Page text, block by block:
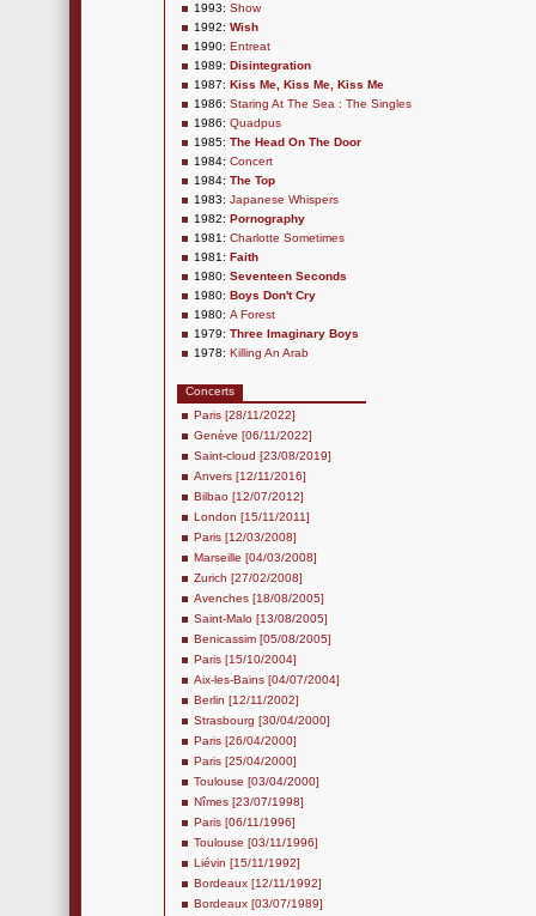
1993: Show
1992: Wish
1990: Entreat
1989: Disintegration
1987: Kiss Me, Kiss Me, Kiss Me
1986: Staring At The Sea : The Singles
1986: Quadpus
1985: The Head On The Door
1984: Concert
1984: The Top
1983: Japanese Whispers
1982: Pornography
1981: Charlotte Sometimes
1981: Faith
1980: Seventeen Seconds
1980: Boys Don't Cry
1980: A Forest
1979: Three Imaginary Boys
1978: Killing An Arab
Concerts
Paris [28/11/2022]
Genève [06/11/2022]
Saint-cloud [23/08/2019]
Anvers [12/11/2016]
Bilbao [12/07/2012]
London [15/11/2011]
Paris [12/03/2008]
Marseille [04/03/2008]
Zurich [27/02/2008]
Avenches [18/08/2005]
Saint-Malo [13/08/2005]
Benicassim [05/08/2005]
Paris [15/10/2004]
Aix-les-Bains [04/07/2004]
Berlin [12/11/2002]
Strasbourg [30/04/2000]
Paris [26/04/2000]
Paris [25/04/2000]
Toulouse [03/04/2000]
Nîmes [23/07/1998]
Paris [06/11/1996]
Toulouse [03/11/1996]
Liévin [15/11/1992]
Bordeaux [12/11/1992]
Bordeaux [03/07/1989]